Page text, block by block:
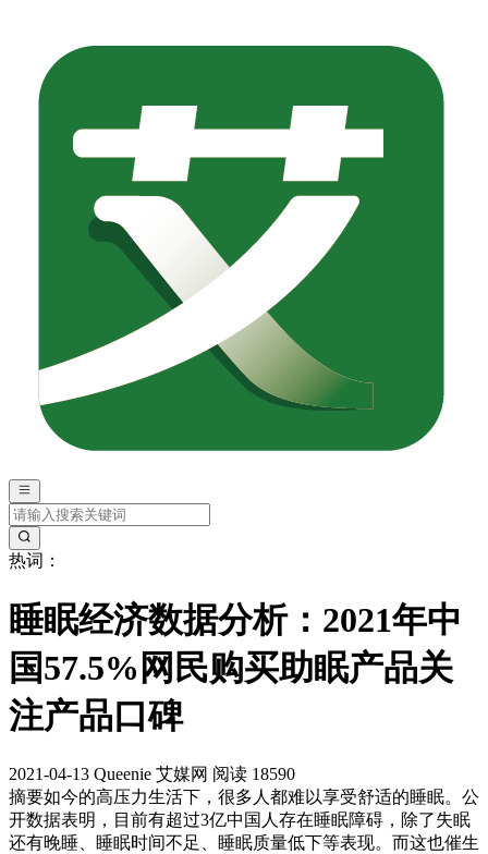
热词：
睡眠经济数据分析：2021年中
国57.5%网民购买助眠产品关
注产品口碑
2021-04-13 Queenie 艾媒网 阅读 18590
摘要如今的高压力生活下，很多人都难以享受舒适的睡眠。公
开数据表明，目前有超过3亿中国人存在睡眠障碍，除了失眠
还有晚睡、睡眠时间不足、睡眠质量低下等表现。而这也催生